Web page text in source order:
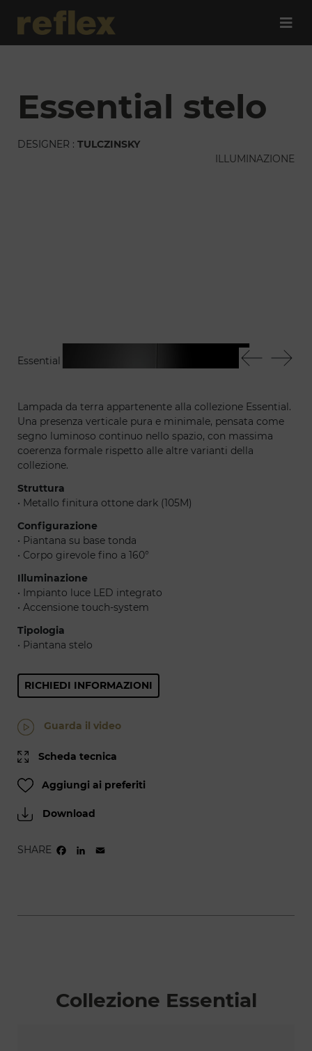
essential stelo
DESIGNER : TULCZINSKY
ILLUMINAZIONE
Essential stelo
Lampada da terra appartenente alla collezione Essential.
Una presenza verticale pura e minimale, pensata come
segno luminoso continuo nello spazio, con massima
coerenza formale rispetto alle altre varianti della
collezione.
Struttura
• Metallo finitura ottone dark (105M)
Configurazione
• Piantana su base tonda
• Corpo girevole fino a 160°
Illuminazione
• Impianto luce LED integrato
• Accensione touch-system
Tipologia
• Piantana stelo
RICHIEDI INFORMAZIONI
Guarda il video
Scheda tecnica
Aggiungi ai preferiti
Download
SHARE FACEBOOK
LINKEDIN
Collezione Essential